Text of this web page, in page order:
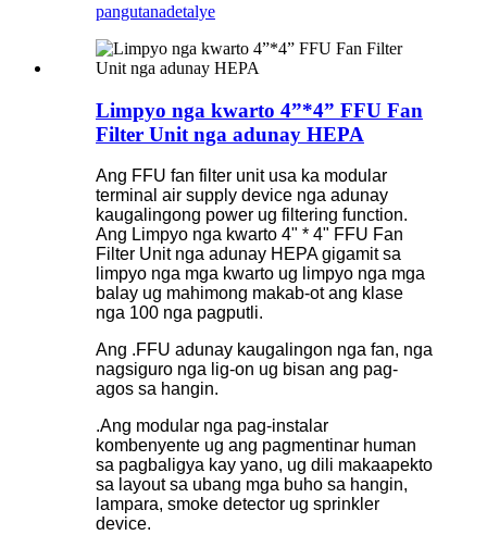
pangutanadetalye
Limpyo nga kwarto 4”*4” FFU Fan
Filter Unit nga adunay HEPA
Ang FFU fan filter unit usa ka modular
terminal air supply device nga adunay
kaugalingong power ug filtering function.
Ang Limpyo nga kwarto 4" * 4" FFU Fan
Filter Unit nga adunay HEPA gigamit sa
limpyo nga mga kwarto ug limpyo nga mga
balay ug mahimong makab-ot ang klase
nga 100 nga pagputli.
Ang .FFU adunay kaugalingon nga fan, nga
nagsiguro nga lig-on ug bisan ang pag-
agos sa hangin.
.Ang modular nga pag-instalar
kombenyente ug ang pagmentinar human
sa pagbaligya kay yano, ug dili makaapekto
sa layout sa ubang mga buho sa hangin,
lampara, smoke detector ug sprinkler
device.